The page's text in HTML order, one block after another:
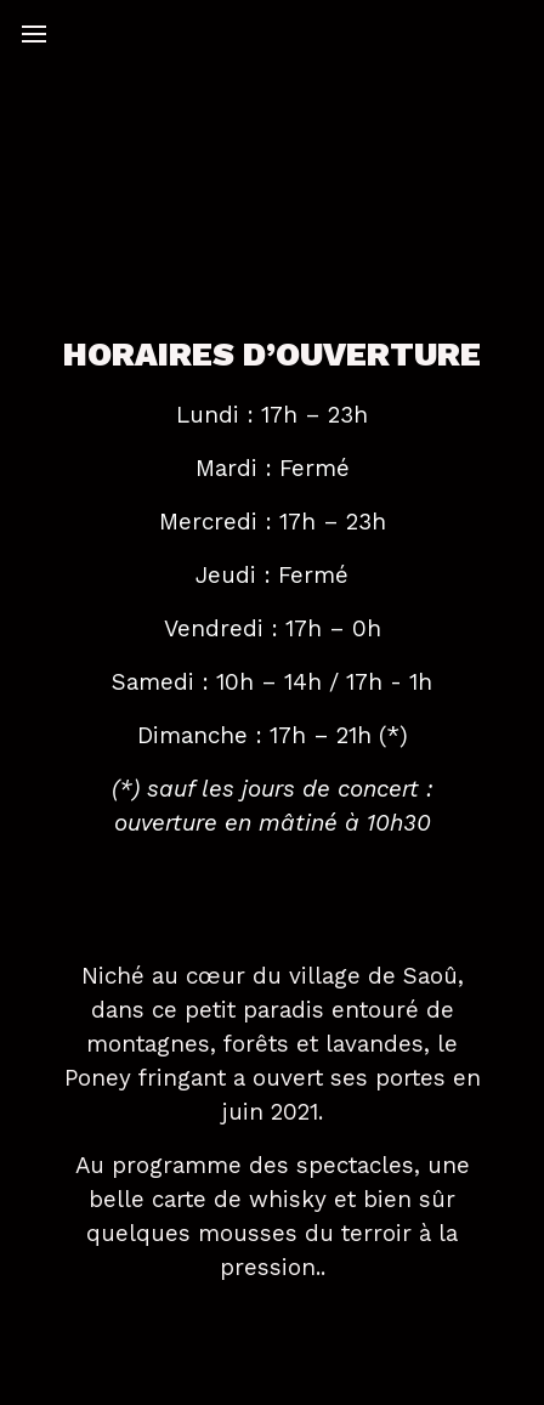
HORAIRES D’OUVERTURE
Lundi : 17h – 23h
Mardi : Fermé
Mercredi : 17h – 23h
Jeudi : Fermé
Vendredi : 17h – 0h
Samedi : 10h – 14h / 17h - 1h
Dimanche : 17h – 21h (*)
(*) sauf les jours de concert :
ouverture en mâtiné à 10h30
Niché au cœur du village de Saoû,
dans ce petit paradis entouré de
montagnes, forêts et lavandes, le
Poney fringant a ouvert ses portes en
juin 2021.
Au programme des spectacles, une
belle carte de whisky et bien sûr
quelques mousses du terroir à la
pression..